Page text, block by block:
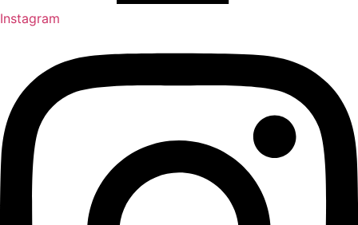
Instagram